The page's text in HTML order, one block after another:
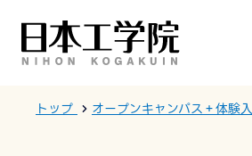
トップ オープンキャンパス＋体験